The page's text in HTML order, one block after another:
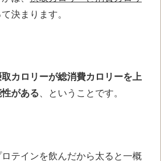
決まります。
カロリーが総消費カロリーを上
がある 、ということです。
テインを飲んだから太ると一概